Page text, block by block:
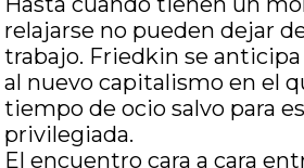
relajarse no pueden dejar
trabajo. Friedkin se
al nuevo capitalismo en el
tiempo de ocio salvo para
privilegiada.
El encuentro cara a cara